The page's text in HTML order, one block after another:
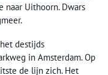
Uithoorn. Dwars
destijds
in Amsterdam. Op
de lijn zich. Het